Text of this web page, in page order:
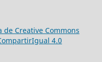
de Creative Commons
4.0